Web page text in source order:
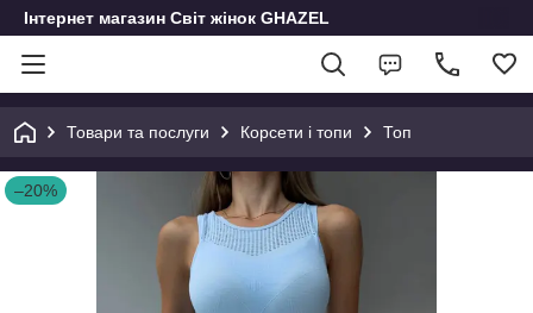
Інтернет магазин Світ жінок GHAZEL
Товари та послуги Корсети і топи Топ
–20%